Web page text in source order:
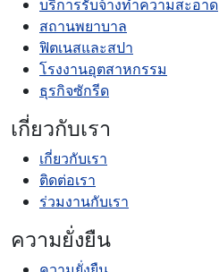
บริการรับจ้างทำความสะอาด
สถานพยาบาล
ฟิตเนสและสปา
โรงงานอุตสาหกรรม
ธุรกิจซักรีด
เกี่ยวกับเรา
เกี่ยวกับเรา
ติดต่อเรา
ร่วมงานกับเรา
ความยั่งยืน